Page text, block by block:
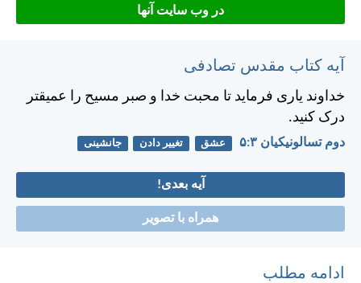
در وب سایت آنها
آیه کتاب مقدس تصادفی
خداوند ياری فرمايد تا محبت خدا و صبر مسيح را عميقتر
درک كنيد.
دوم تسالونيکیان ۳:‏۵ عشق تغییر دادن جانشینی
آیه بعدی!
همراه با تصویر
ادامه مطلب